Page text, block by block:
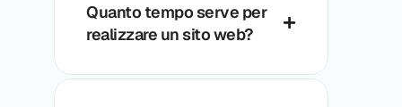
Quanto tempo serve per
realizzare un sito web?